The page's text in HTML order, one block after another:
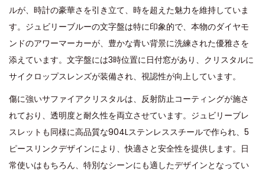
ルが、時計の豪華さを引き立て、時を超えた魅力を維持していま
す。ジュビリーブルーの文字盤は特に印象的で、本物のダイヤモ
ンドのアワーマーカーが、豊かな青い背景に洗練された優雅さを
添えています。文字盤には3時位置に日付窓があり、クリスタルに
サイクロップスレンズが装備され、視認性が向上しています。
傷に強いサファイアクリスタルは、反射防止コーティングが施さ
れており、透明度と耐久性を両立させています。ジュビリーブレ
スレットも同様に高品質な904Lステンレススチールで作られ、5
ピースリンクデザインにより、快適さと安全性を提供します。日
常使いはもちろん、特別なシーンにも適したデザインとなってい